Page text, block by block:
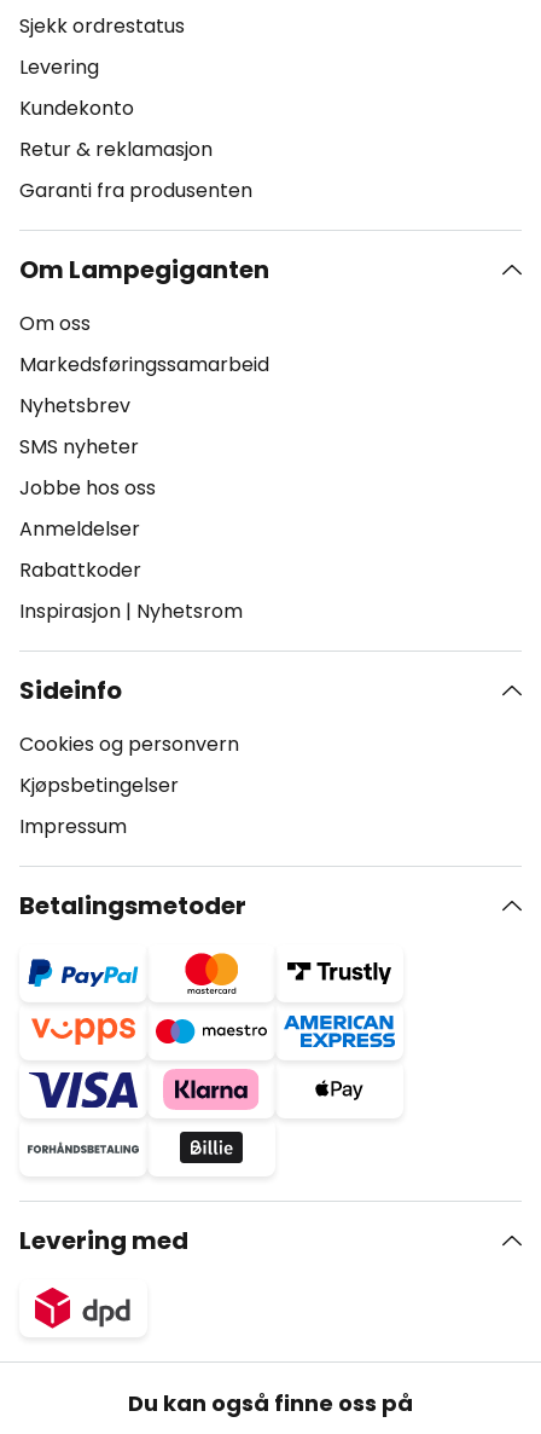
Sjekk ordrestatus
Levering
Kundekonto
Retur & reklamasjon
Garanti fra produsenten
Om Lampegiganten
Om oss
Markedsføringssamarbeid
Nyhetsbrev
SMS nyheter
Jobbe hos oss
Anmeldelser
Rabattkoder
Inspirasjon | Nyhetsrom
Sideinfo
Cookies og personvern
Kjøpsbetingelser
Impressum
Betalingsmetoder
Levering med
Du kan også finne oss på